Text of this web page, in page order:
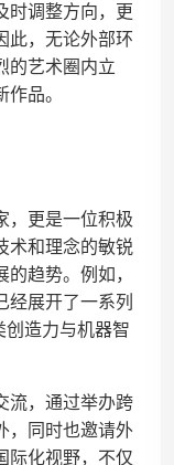
时调整方向，更
此，无论外部环
的艺术圈内立
品。
，更是一位积极
术和理念的敏锐
趋势。例如，
经展开了一系列
创造力与机器智
流，通过举办跨
，同时也邀请外
际化视野，不仅